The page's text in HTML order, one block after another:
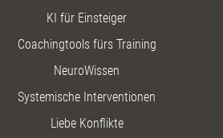
KI für Einsteiger
Coachingtools fürs Training
NeuroWissen
Systemische Interventionen
Liebe Konflikte